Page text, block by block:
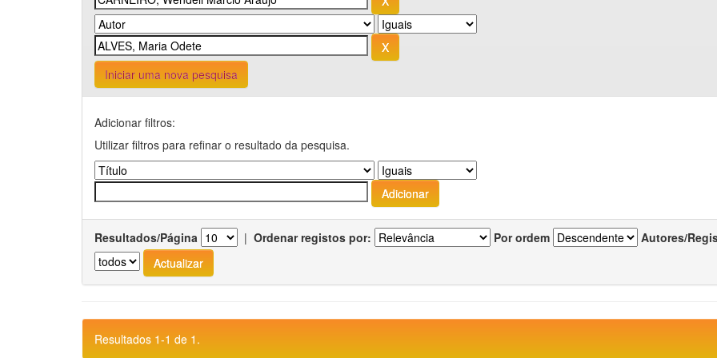
Iniciar uma nova pesquisa
Adicionar filtros:
Utilizar filtros para refinar o resultado da pesquisa.
Resultados/Página | Ordenar registos por: Por ordem Autores/
Resultados 1-1 de 1.